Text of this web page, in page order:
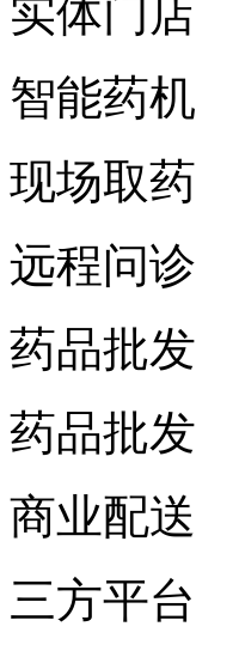
实体门店
智能药机
现场取药
远程问诊
药品批发
药品批发
商业配送
三方平台